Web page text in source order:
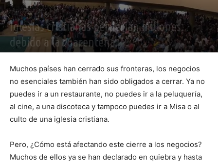
Inspiración
Iglesias cristianas perderían millones
debido a la cuarentena.
Muchos países han cerrado sus fronteras, los negocios
no esenciales también han sido obligados a cerrar. Ya no
puedes ir a un restaurante, no puedes ir a la peluquería,
al cine, a una discoteca y tampoco puedes ir a Misa o al
culto de una iglesia cristiana.
Pero, ¿Cómo está afectando este cierre a los negocios?
Muchos de ellos ya se han declarado en quiebra y hasta